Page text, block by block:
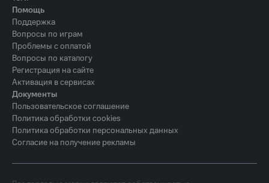
Помощь
Поддержка
Вопросы по играм
Проблемы с оплатой
Вопросы по каталогу
Регистрация на сайте
Активация в сервисах
Документы
Пользовательское соглашение
Политика обработки cookies
Политика обработки персональных данных
Согласие на получение рекламы